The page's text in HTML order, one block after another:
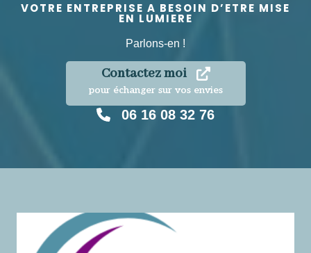
VOTRE ENTREPRISE A BESOIN D’ETRE MISE
EN LUMIERE
Parlons-en !
Contactez moi
pour échanger sur vos envies
06 16 08 32 76